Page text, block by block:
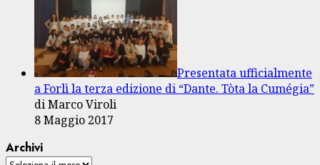
Presentata ufficialmente
a Forlì la terza edizione di “Dante. Tòta la Cumégia”
di Marco Viroli
8 Maggio 2017
Archivi